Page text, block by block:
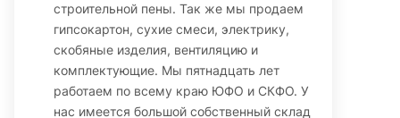
строительной пены. Так же мы продаем
гипсокартон, сухие смеси, электрику,
скобяные изделия, вентиляцию и
комплектующие. Мы пятнадцать лет
работаем по всему краю ЮФО и СКФО. У
нас имеется большой собственный склад